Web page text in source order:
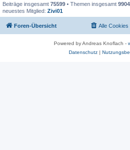
Beiträge insgesamt 75599 • Themen insgesamt 9904
neuestes Mitglied: Zivi01
Foren-Übersicht Alle Cookies
Powered by Andreas Knoflach -
Datenschutz|